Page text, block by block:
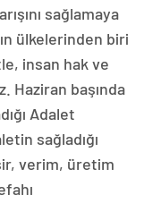
sağlamaya
ülkelerinden biri
insan hak ve
Haziran başında
Adalet
sağladığı
verim, üretim